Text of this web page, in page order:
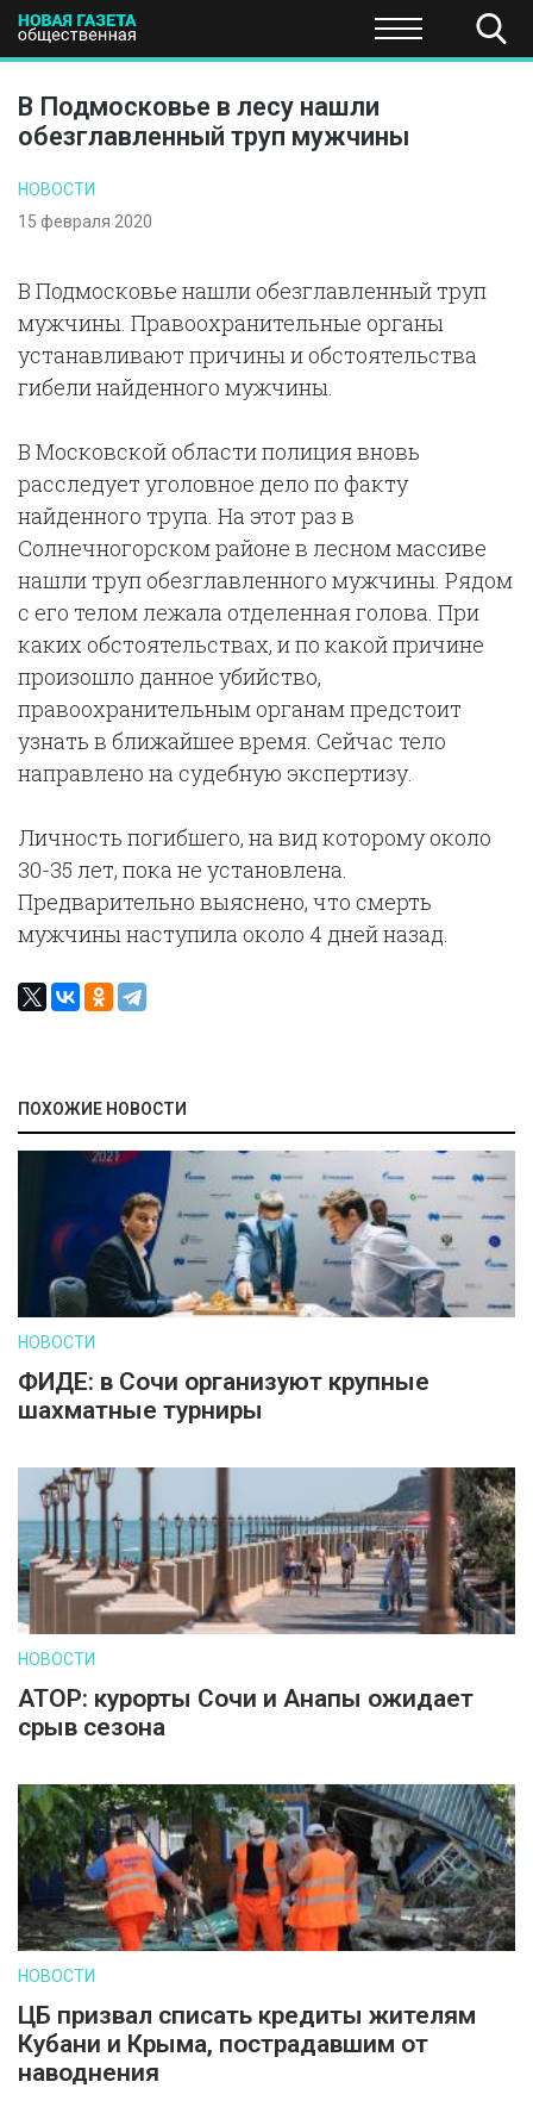
ПОЛИТИКА ЭКОНОМИКА НАУКА И
В Подмосковье в лесу нашли
обезглавленный труп мужчины
НОВОСТИ
15 февраля 2020
В Подмосковье нашли обезглавленный труп
мужчины. Правоохранительные органы
устанавливают причины и обстоятельства
гибели найденного мужчины.
В Московской области полиция вновь
расследует уголовное дело по факту
найденного трупа. На этот раз в
Солнечногорском районе в лесном массиве
нашли труп обезглавленного мужчины. Рядом
с его телом лежала отделенная голова. При
каких обстоятельствах, и по какой причине
произошло данное убийство,
правоохранительным органам предстоит
узнать в ближайшее время. Сейчас тело
направлено на судебную экспертизу.
Личность погибшего, на вид которому около
30-35 лет, пока не установлена.
Предварительно выяснено, что смерть
мужчины наступила около 4 дней назад.
ПОХОЖИЕ НОВОСТИ
НОВОСТИ
ФИДЕ: в Сочи организуют крупные
шахматные турниры
НОВОСТИ
АТОР: курорты Сочи и Анапы ожидает
срыв сезона
НОВОСТИ
ЦБ призвал списать кредиты жителям
Кубани и Крыма, пострадавшим от
наводнения